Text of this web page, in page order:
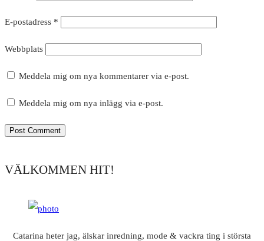
E-postadress *
Webbplats
Meddela mig om nya kommentarer via e-post.
Meddela mig om nya inlägg via e-post.
VÄLKOMMEN HIT!
Catarina heter jag, älskar inredning, mode & vackra ting i största